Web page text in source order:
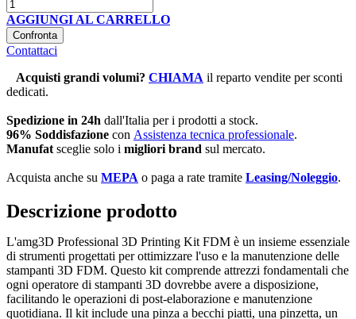
AGGIUNGI AL CARRELLO
Confronta
Contattaci
Acquisti grandi volumi? CHIAMA il reparto vendite per sconti
dedicati.
Spedizione in 24h dall'Italia per i prodotti a stock.
96% Soddisfazione con Assistenza tecnica professionale.
Manufat sceglie solo i migliori brand sul mercato.
Acquista anche su MEPA o paga a rate tramite Leasing/Noleggio.
Descrizione prodotto
L'amg3D Professional 3D Printing Kit FDM è un insieme essenziale
di strumenti progettati per ottimizzare l'uso e la manutenzione delle
stampanti 3D FDM. Questo kit comprende attrezzi fondamentali che
ogni operatore di stampanti 3D dovrebbe avere a disposizione,
facilitando le operazioni di post-elaborazione e manutenzione
quotidiana. Il kit include una pinza a becchi piatti, una pinzetta, un